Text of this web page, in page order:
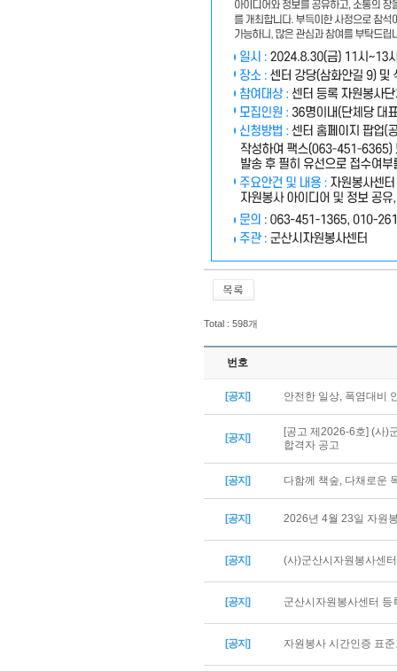
Total : 598개
번호
[공지] 안전한 일상, 폭염대비
[공지]
[공고 제2026-6호] (사)
합격자 공고
[공지] 다함께 책숲, 다채로운
[공지] 2026년 4월 23일 자원
[공지] (사)군산시자원봉사센
[공지] 군산시자원봉사센터 등
[공지] 자원봉사 시간인증 표